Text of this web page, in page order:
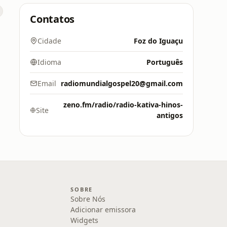
Contatos
Cidade Foz do Iguaçu
Idioma Português
Email radiomundialgospel20@gmail.com
Site
zeno.fm/radio/radio-kativa-hinos-
antigos
SOBRE
Sobre Nós
Adicionar emissora
Widgets